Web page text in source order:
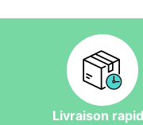
Livraison